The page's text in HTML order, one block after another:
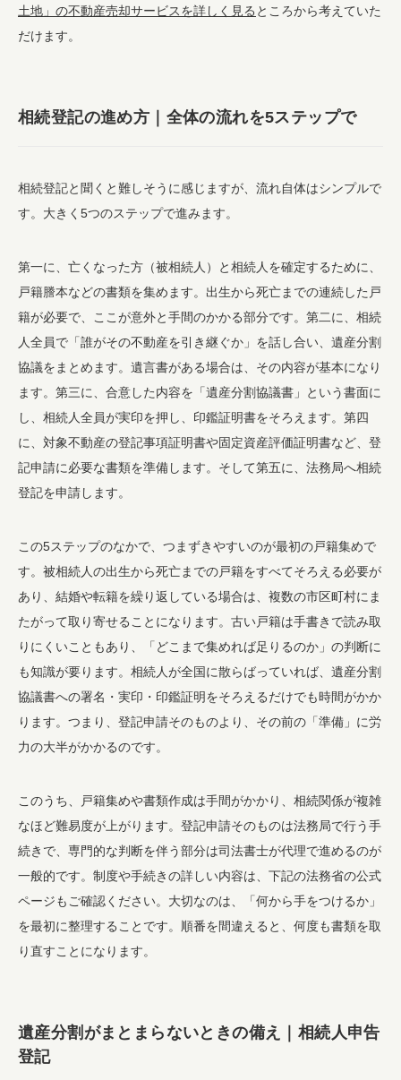
土地」の不動産売却サービスを詳しく見る ところから考えていた
だけます。
相続登記の進め方｜全体の流れを5ステップで
相続登記と聞くと難しそうに感じますが、流れ自体はシンプルで
す。大きく5つのステップで進みます。
第一に、亡くなった方（被相続人）と相続人を確定するために、
戸籍謄本などの書類を集めます。出生から死亡までの連続した戸
籍が必要で、ここが意外と手間のかかる部分です。第二に、相続
人全員で「誰がその不動産を引き継ぐか」を話し合い、遺産分割
協議をまとめます。遺言書がある場合は、その内容が基本になり
ます。第三に、合意した内容を「遺産分割協議書」という書面に
し、相続人全員が実印を押し、印鑑証明書をそろえます。第四
に、対象不動産の登記事項証明書や固定資産評価証明書など、登
記申請に必要な書類を準備します。そして第五に、法務局へ相続
登記を申請します。
この5ステップのなかで、つまずきやすいのが最初の戸籍集めで
す。被相続人の出生から死亡までの戸籍をすべてそろえる必要が
あり、結婚や転籍を繰り返している場合は、複数の市区町村にま
たがって取り寄せることになります。古い戸籍は手書きで読み取
りにくいこともあり、「どこまで集めれば足りるのか」の判断に
も知識が要ります。相続人が全国に散らばっていれば、遺産分割
協議書への署名・実印・印鑑証明をそろえるだけでも時間がかか
ります。つまり、登記申請そのものより、その前の「準備」に労
力の大半がかかるのです。
このうち、戸籍集めや書類作成は手間がかかり、相続関係が複雑
なほど難易度が上がります。登記申請そのものは法務局で行う手
続きで、専門的な判断を伴う部分は司法書士が代理で進めるのが
一般的です。制度や手続きの詳しい内容は、下記の法務省の公式
ページもご確認ください。大切なのは、「何から手をつけるか」
を最初に整理することです。順番を間違えると、何度も書類を取
り直すことになります。
遺産分割がまとまらないときの備え｜相続人申告
登記